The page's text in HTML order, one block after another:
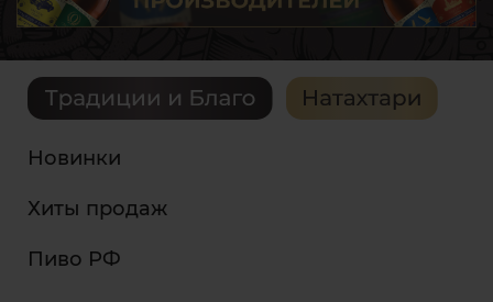
Новинки
Хиты продаж
Пиво РФ